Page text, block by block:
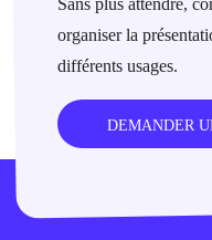
Sans plus attendre,
organiser la
différents usages.
DEMANDER